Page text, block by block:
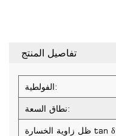
تفاصيل المنتج
الفولطية:
نطاق السعة:
ظل زاوية الخسارة tan δ